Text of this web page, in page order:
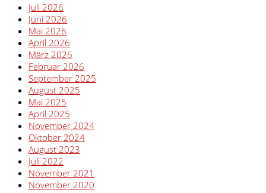
Juli 2026
Juni 2026
Mai 2026
April 2026
März 2026
Februar 2026
September 2025
August 2025
Mai 2025
April 2025
November 2024
Oktober 2024
August 2023
Juli 2022
November 2021
November 2020